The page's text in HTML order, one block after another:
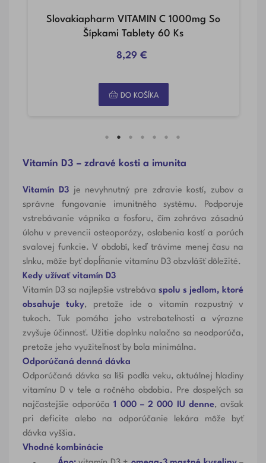
Slovakiapharm VITAMIN C 1000mg So
Šípkami Tablety 60 Ks
8,29 €
DO KOŠÍKA
Vitamín D3 – zdravé kosti a imunita
Vitamín D3 je nevyhnutný pre zdravie kostí, zubov a
správne fungovanie imunitného systému. Podporuje
vstrebávanie vápnika a fosforu, čím zohráva zásadnú
úlohu v prevencii osteoporózy, oslabenia kostí a porúch
svalovej funkcie. V období, keď trávime menej času na
slnku, môže byť dopĺňanie vitamínu D3 obzvlášť dôležité.
Kedy užívať vitamín D3
Vitamín D3 sa najlepšie vstrebávaspolu s jedlom, ktoré
obsahuje tuky, pretože ide o vitamín rozpustný v
tukoch. Tuk pomáha jeho vstrebateľnosti a výrazne
zvyšuje účinnosť. Užitie doplnku nalačno sa neodporúča,
pretože jeho využiteľnosť by bola minimálna.
Odporúčaná denná dávka
Odporúčaná dávka sa líši podľa veku, aktuálnej hladiny
vitamínu D v tele a ročného obdobia. Pre dospelých sa
najčastejšie odporúča1 000 – 2 000 IU denne, avšak
pri deficite alebo na odporúčanie lekára môže byť
dávka vyššia.
Vhodné kombinácie